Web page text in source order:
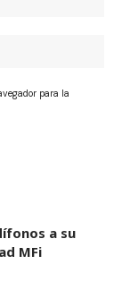
para la
a su
MFi